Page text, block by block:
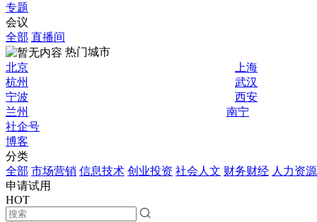
专题
会议
全部 直播间
热门城市
北京
上海
杭州
武汉
宁波
西安
兰州
南宁
社企号
博客
分类
全部 市场营销 信息技术 创业投资 社会人文 财务财经 人力资源
申请试用
HOT